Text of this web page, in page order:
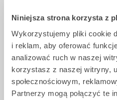
Niniejsza strona korzysta z
Wykorzystujemy pliki cookie
i reklam, aby oferować
analizować ruch w naszej
korzystasz z naszej witryny,
społecznościowym,
Partnerzy mogą połączyć te
XTR7